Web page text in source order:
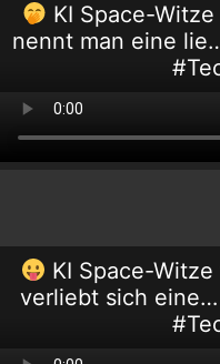
KI Space-
nennt man eine
KI Space-
verliebt sich